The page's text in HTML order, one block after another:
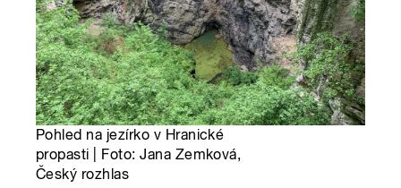
Pohled na jezírko v Hranické
propasti | Foto: Jana Zemková,
Český rozhlas